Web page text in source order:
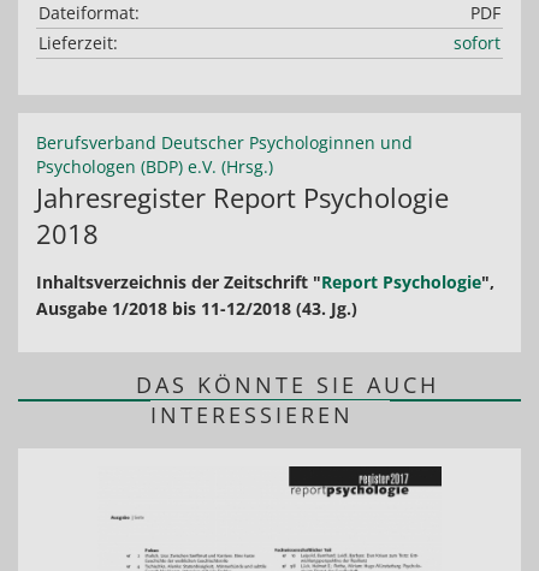
Dateiformat:
PDF
Lieferzeit:
sofort
Berufsverband Deutscher Psychologinnen und
Psychologen (BDP) e.V. (Hrsg.)
Jahresregister Report Psychologie
2018
Inhaltsverzeichnis der Zeitschrift "Report Psychologie",
Ausgabe 1/2018 bis 11-12/2018 (43. Jg.)
DAS KÖNNTE SIE AUCH
INTERESSIEREN